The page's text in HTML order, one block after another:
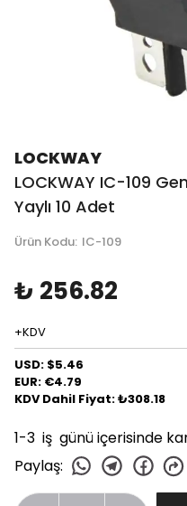
LOCKWAY
LOCKWAY IC-109
Yaylı 10 Adet
Ürün Kodu: IC-109
₺ 256.82
+KDV
USD: $5.46
EUR: €4.79
KDV Dahil Fiyat: ₺308.18
1-3 iş günü içerisinde
Paylaş: